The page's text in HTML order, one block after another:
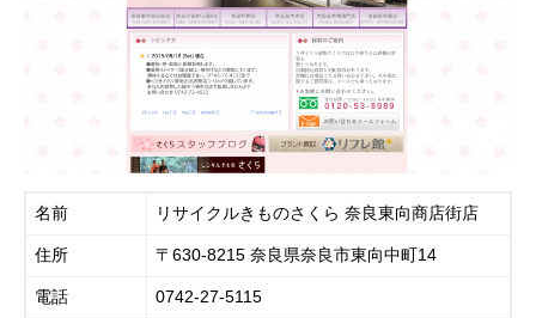
n
a
l
名前 リサイクルきものさくら 奈良東向商店街店
住所 〒630-8215 奈良県奈良市東向中町14
電話 0742-27-5115